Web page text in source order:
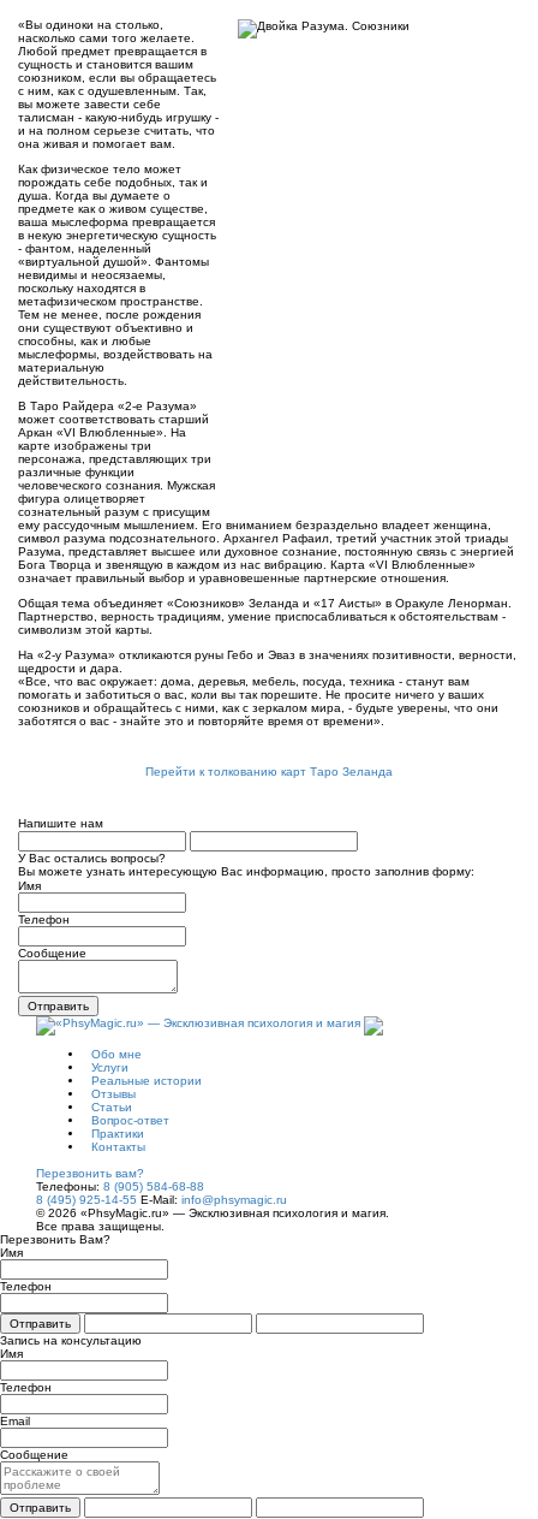
«Вы одиноки на столько,
насколько сами того желаете.
Любой предмет превращается в
сущность и становится вашим
союзником, если вы обращаетесь
с ним, как с одушевленным. Так,
вы можете завести себе
талисман - какую-нибудь игрушку -
и на полном серьезе считать, что
она живая и помогает вам.
Как физическое тело может
порождать себе подобных, так и
душа. Когда вы думаете о
предмете как о живом существе,
ваша мыслеформа превращается
в некую энергетическую сущность
- фантом, наделенный
«виртуальной душой». Фантомы
невидимы и неосязаемы,
поскольку находятся в
метафизическом пространстве.
Тем не менее, после рождения
они существуют объективно и
способны, как и любые
мыслеформы, воздействовать на
материальную
действительность.
В Таро Райдера «2-е Разума»
может соответствовать старший
Аркан «VI Влюбленные». На
карте изображены три
персонажа, представляющих три
различные функции
человеческого сознания. Мужская
фигура олицетворяет
сознательный разум с присущим
ему рассудочным мышлением. Его вниманием безраздельно владеет женщина,
символ разума подсознательного. Архангел Рафаил, третий участник этой триады
Разума, представляет высшее или духовное сознание, постоянную связь с энергией
Бога Творца и звенящую в каждом из нас вибрацию. Карта «VI Влюбленные»
означает правильный выбор и уравновешенные партнерские отношения.
Общая тема объединяет «Союзников» Зеланда и «17 Аисты» в Оракуле Ленорман.
Партнерство, верность традициям, умение приспосабливаться к обстоятельствам -
символизм этой карты.
На «2-у Разума» откликаются руны Гебо и Эваз в значениях позитивности, верности,
щедрости и дара.
«Все, что вас окружает: дома, деревья, мебель, посуда, техника - станут вам
помогать и заботиться о вас, коли вы так порешите. Не просите ничего у ваших
союзников и обращайтесь с ними, как с зеркалом мира, - будьте уверены, что они
заботятся о вас - знайте это и повторяйте время от времени».
Перейти к толкованию карт Таро Зеланда
Напишите нам
У Вас остались вопросы?
Вы можете узнать интересующую Вас информацию, просто заполнив форму:
Имя
Телефон
Сообщение
Отправить
Обо мне
Услуги
Реальные истории
Отзывы
Статьи
Вопрос-ответ
Практики
Контакты
Перезвонить вам?
Телефоны: 8 (905) 584-68-88
8 (495) 925-14-55 E-Mail: info@phsymagic.ru
© 2026 «PhsyMagic.ru» — Эксклюзивная психология и магия.
Все права защищены.
Перезвонить Вам?
Имя
Телефон
Отправить
Запись на консультацию
Имя
Телефон
Email
Сообщение
Отправить